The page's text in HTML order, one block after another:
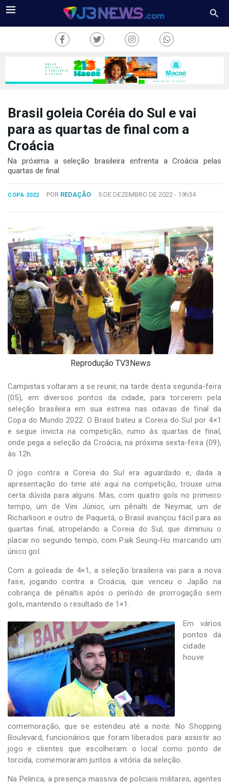
TV
COLUNAS
FALE
CONOSCO
Copyright
Desenvolvido
por
Hesea
Tecnologia
Sistemas
Brasil goleia Coréia do Sul e vai
para as quartas de final com a
Croácia
Na próxima a seleção brasileira enfrenta a Croácia pelas
quartas de final
COPA 2022 POR REDAÇÃO 5 DE DEZEMBRO DE 2022 - 19h34
Reprodução TV3News
Campistas voltaram a se reunir, na tarde desta segunda-feira
(05), em diversos pontos da cidade, para torcerem pela
seleção brasileira em sua estreia nas oitavas de final da
Copa do Mundo 2022. O Brasil bateu a Coreia do Sul por 4×1
e segue invicta na competição, rumo às quartas de final,
onde pega a seleção da Croácia, na próxima sexta-feira (09),
às 12h.
O jogo contra a Coreia do Sul era aguardado e, dada a
apresentação do time até aqui na competição, trouxe uma
certa dúvida para alguns. Mas, com quatro gols no primeiro
tempo, um de Vini Júnior, um pênalti de Neymar, um de
Richarlison e outro de Paquetá, o Brasil avançou fácil para as
quartas final, atropelando a Coreia do Sul, que diminuiu o
placar no segundo tempo, com Paik Seung-Ho marcando um
único gol.
Com a goleada de 4×1, a seleção brasileira vai para a nova
fase, jogando contra a Croácia, que venceu o Japão na
cobrança de pênaltis após o período de prorrogação sem
gols, mantendo o resultado de 1×1.
Em vários
pontos da
cidade
houve
comemoração, que se estendeu até a noite. No Shopping
Boulevard, funcionários que foram liberados para assistir ao
jogo e clientes que escolheram o local como ponto de
torcida, comemoraram juntos a vitória da seleção.
Na Pelinca, a presença massiva de policiais militares, agentes